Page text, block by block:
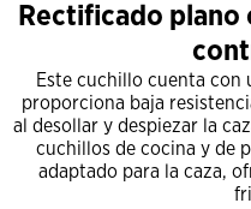
Rectificado
Este cuchillo cuenta con
proporciona baja
al desollar y despiezar la
cuchillos de cocina y de
adaptado para la caza,